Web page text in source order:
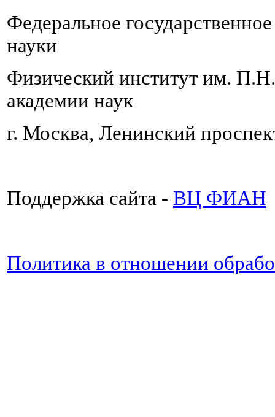
Федеральное
науки
Физический институт им.
академии наук
г. Москва, Ленинский
Поддержка сайта - ВЦ ФИАН
Политика в отношении